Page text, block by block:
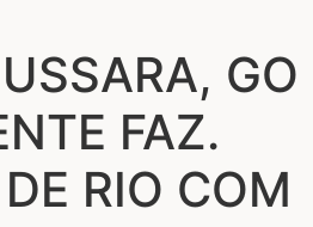
GO
FAZ.
RIO COM